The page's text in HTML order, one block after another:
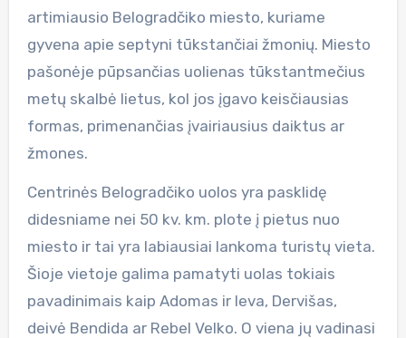
artimiausio Belogradčiko miesto, kuriame
gyvena apie septyni tūkstančiai žmonių. Miesto
pašonėje pūpsančias uolienas tūkstantmečius
metų skalbė lietus, kol jos įgavo keisčiausias
formas, primenančias įvairiausius daiktus ar
žmones.
Centrinės Belogradčiko uolos yra pasklidę
didesniame nei 50 kv. km. plote į pietus nuo
miesto ir tai yra labiausiai lankoma turistų vieta.
Šioje vietoje galima pamatyti uolas tokiais
pavadinimais kaip Adomas ir Ieva, Dervišas,
deivė Bendida ar Rebel Velko. O viena jų vadinasi